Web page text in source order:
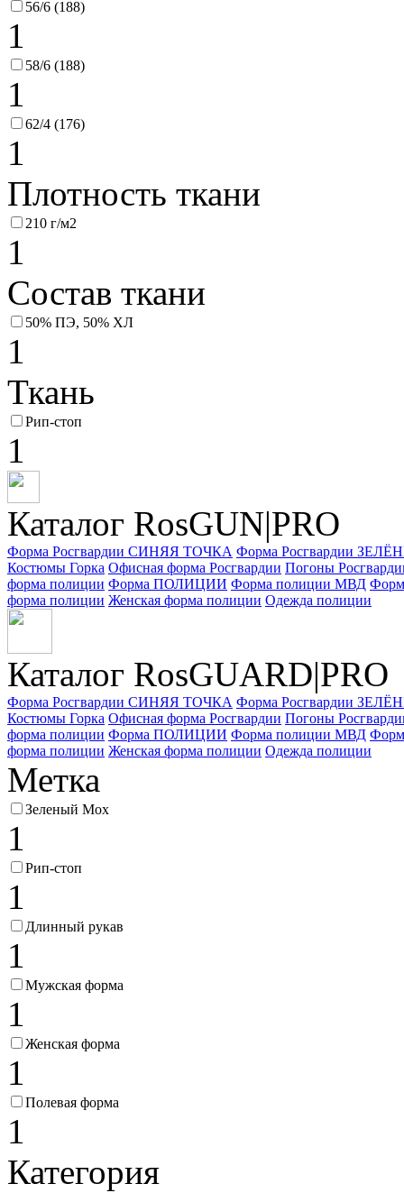
56/6 (188)
1
58/6 (188)
1
62/4 (176)
1
Плотность ткани
210 г/м2
1
Состав ткани
50% ПЭ, 50% ХЛ
1
Ткань
Рип-стоп
1
Каталог RosGUN|PRO
Форма Росгвардии СИНЯЯ ТОЧКА Форма Росгвардии
Костюмы Горка Офисная форма Росгвардии Погоны
форма полиции Форма ПОЛИЦИИ Форма полиции МВД
форма полиции Женская форма полиции Одежда полиции
Каталог RosGUARD|PRO
Форма Росгвардии СИНЯЯ ТОЧКА Форма Росгвардии
Костюмы Горка Офисная форма Росгвардии Погоны
форма полиции Форма ПОЛИЦИИ Форма полиции МВД
форма полиции Женская форма полиции Одежда полиции
Метка
Зеленый Мох
1
Рип-стоп
1
Длинный рукав
1
Мужская форма
1
Женская форма
1
Полевая форма
1
Категория